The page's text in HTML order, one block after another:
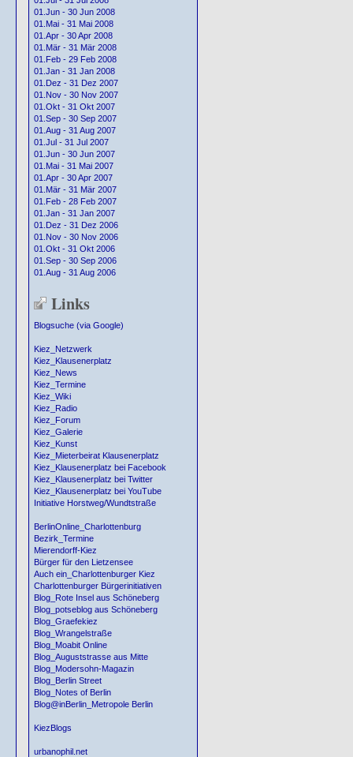
01.Jun - 30 Jun 2008
01.Mai - 31 Mai 2008
01.Apr - 30 Apr 2008
01.Mär - 31 Mär 2008
01.Feb - 29 Feb 2008
01.Jan - 31 Jan 2008
01.Dez - 31 Dez 2007
01.Nov - 30 Nov 2007
01.Okt - 31 Okt 2007
01.Sep - 30 Sep 2007
01.Aug - 31 Aug 2007
01.Jul - 31 Jul 2007
01.Jun - 30 Jun 2007
01.Mai - 31 Mai 2007
01.Apr - 30 Apr 2007
01.Mär - 31 Mär 2007
01.Feb - 28 Feb 2007
01.Jan - 31 Jan 2007
01.Dez - 31 Dez 2006
01.Nov - 30 Nov 2006
01.Okt - 31 Okt 2006
01.Sep - 30 Sep 2006
01.Aug - 31 Aug 2006
Links
Blogsuche (via Google)
Kiez_Netzwerk
Kiez_Klausenerplatz
Kiez_News
Kiez_Termine
Kiez_Wiki
Kiez_Radio
Kiez_Forum
Kiez_Galerie
Kiez_Kunst
Kiez_Mieterbeirat Klausenerplatz
Kiez_Klausenerplatz bei Facebook
Kiez_Klausenerplatz bei Twitter
Kiez_Klausenerplatz bei YouTube
Initiative Horstweg/Wundtstraße
BerlinOnline_Charlottenburg
Bezirk_Termine
Mierendorff-Kiez
Bürger für den Lietzensee
Auch ein_Charlottenburger Kiez
Charlottenburger Bürgerinitiativen
Blog_Rote Insel aus Schöneberg
Blog_potseblog aus Schöneberg
Blog_Graefekiez
Blog_Wrangelstraße
Blog_Moabit Online
Blog_Auguststrasse aus Mitte
Blog_Modersohn-Magazin
Blog_Berlin Street
Blog_Notes of Berlin
Blog@inBerlin_Metropole Berlin
KiezBlogs
urbanophil.net